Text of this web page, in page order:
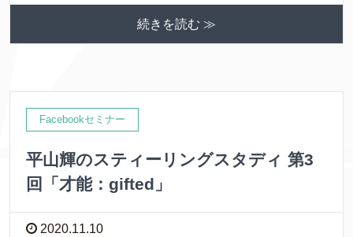
続きを読む ≫
Facebookセミナー
平山輝のスティーリングスタディ 第3
回「才能：gifted」
2020.11.10